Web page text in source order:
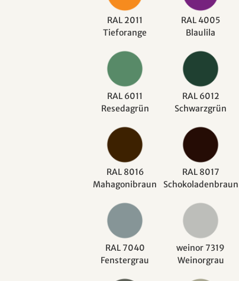
RAL 2011
Tieforange
RAL 4005
Blaulila
RAL 6011
Resedagrün
RAL 6012
Schwarzgrün
RAL 8016
Mahagonibraun
RAL 8017
Schokoladenbraun
RAL 7040
Fenstergrau
weinor 7319
Weinorgrau